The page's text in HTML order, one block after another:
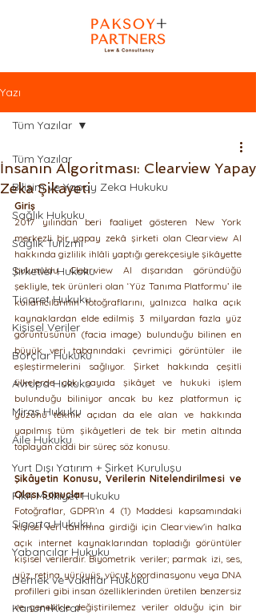
Yazı
Tüm Yazılar
Bilişim ve Yapay Zeka Hukuku
Sağlık Hukuku
Sağlık Turizmi
Şirketler Hukuku
Ticaret Hukuku
Kişisel Veriler
Borçlar Hukuku
Avrupa Hukuku
Miras Hukuku
Aile Hukuku
Yurt Dışı Yatırım + Şirket Kuruluşu
Fikri Mülkiyet Hukuku
Sigorta Hukuku
Yabancılar Hukuku
Dernek ve Vakıflar Hukuku
Kanun+Karar
Tüm Yazılar
İnsanın Algoritması: Clearview Yapay
Zeka Şikayeti
Giriş
2017 yılından beri faaliyet gösteren New York
merkezli bir yapay zekâ şirketi olan Clearview AI
hakkında gizlilik ihlâli yaptığı gerekçesiyle şikâyette
bulunuldu. Clearview AI dışarıdan göründüğü
şekliyle, tek ürünleri olan ‘Yüz Tanıma Platformu’ ile
kullanıcılarının fotoğraflarını, yalnızca halka açık
kaynaklardan elde edilmiş 3 milyardan fazla yüz
görüntüsünün (facia image) bulunduğu bilinen en
büyük veri tabanındaki çevrimiçi görüntüler ile
eşleştirmelerini sağlıyor. Şirket hakkında çeşitli
ülkelerde çok sayıda şikâyet ve hukuki işlem
bulunduğu biliniyor ancak bu kez platformun iç
yüzünü teknik açıdan da ele alan ve hakkında
yapılmış tüm şikâyetleri de tek bir metin altında
toplayan ciddi bir süreç söz konusu.
Şikâyetin Konusu, Verilerin Nitelendirilmesi ve
Olası Sonuçlar
Fotoğraflar, GDPR’ın 4 (1) Maddesi kapsamındaki
kişisel veri tanımına girdiği için Clearview'in halka
açık internet kaynaklarından topladığı görüntüler
kişisel verilerdir. Biyometrik veriler; parmak izi, ses,
yüz, retina, yürüyüş, vücut koordinasyonu veya DNA
profilleri gibi insan özelliklerinden üretilen benzersiz
ve genellikle değiştirilemez veriler olduğu için bir